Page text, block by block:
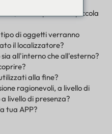
un campus o una piccola
tipo di oggetti verranno
il localizzatore?
all'interno che all'esterno?
alla fine?
ragionevoli, a livello di
livello di presenza?
tua APP?